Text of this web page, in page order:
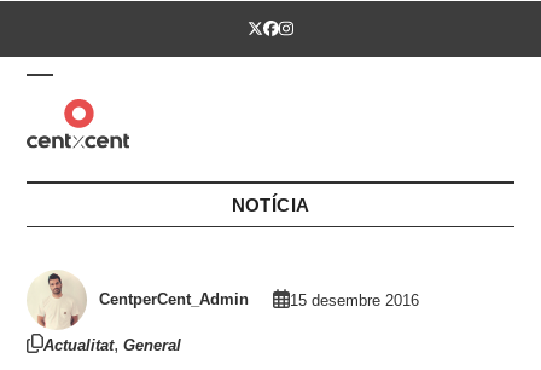
Twitter
Facebook
Instagram
Open
mobile
menu
Close
mobile
menu
NOTÍCIA
CentperCent_Admin 15 desembre 2016
Actualitat,General